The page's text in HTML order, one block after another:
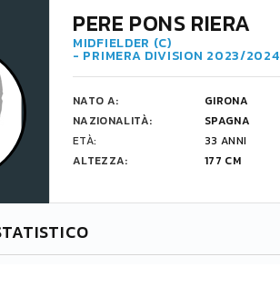
PERE PONS RIERA
MIDFIELDER (C)
- PRIMERA DIVISION 2023/2024
NATO A:
GIRONA
NAZIONALITÀ:
SPAGNA
ETÀ:
33 ANNI
ALTEZZA:
177 CM